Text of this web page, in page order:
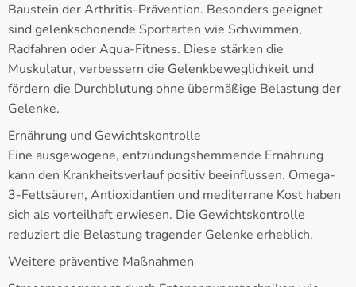
Baustein der Arthritis-Prävention. Besonders geeignet
sind gelenkschonende Sportarten wie Schwimmen,
Radfahren oder Aqua-Fitness. Diese stärken die
Muskulatur, verbessern die Gelenkbeweglichkeit und
fördern die Durchblutung ohne übermäßige Belastung der
Gelenke.
Ernährung und Gewichtskontrolle
Eine ausgewogene, entzündungshemmende Ernährung
kann den Krankheitsverlauf positiv beeinflussen. Omega-
3-Fettsäuren, Antioxidantien und mediterrane Kost haben
sich als vorteilhaft erwiesen. Die Gewichtskontrolle
reduziert die Belastung tragender Gelenke erheblich.
Weitere präventive Maßnahmen